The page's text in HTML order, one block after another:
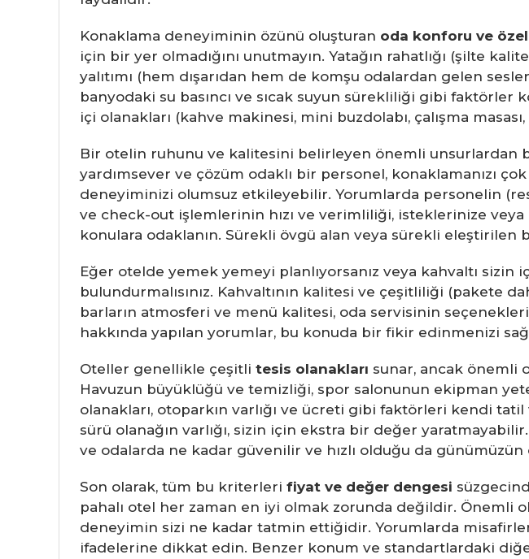
Konaklama deneyiminin özünü oluşturan oda konforu ve
için bir yer olmadığını unutmayın. Yatağın rahatlığı (şilte
yalıtımı (hem dışarıdan hem de komşu odalardan gelen
banyodaki su basıncı ve sıcak suyun sürekliliği gibi
içi olanakları (kahve makinesi, mini buzdolabı, çalışma
Bir otelin ruhunu ve kalitesini belirleyen önemli unsurlardan
yardımsever ve çözüm odaklı bir personel, konaklamanızı
deneyiminizi olumsuz etkileyebilir. Yorumlarda personelin
ve check-out işlemlerinin hızı ve verimliliği, isteklerinize
konulara odaklanın. Sürekli övgü alan veya sürekli
Eğer otelde yemek yemeyi planlıyorsanız veya kahvaltı sizin
bulundurmalısınız. Kahvaltının kalitesi ve çeşitliliği (pakete
barların atmosferi ve menü kalitesi, oda servisinin
hakkında yapılan yorumlar, bu konuda bir fikir edinmenizi
Oteller genellikle çeşitli tesis olanakları sunar, ancak önemli
Havuzun büyüklüğü ve temizliği, spor salonunun ekipman
olanakları, otoparkın varlığı ve ücreti gibi faktörleri kendi
sürü olanağın varlığı, sizin için ekstra bir değer
ve odalarda ne kadar güvenilir ve hızlı olduğu da
Son olarak, tüm bu kriterleri fiyat ve değer dengesi
pahalı otel her zaman en iyi olmak zorunda değildir. Önemli
deneyimin sizi ne kadar tatmin ettiğidir. Yorumlarda
ifadelerine dikkat edin. Benzer konum ve standartlardaki